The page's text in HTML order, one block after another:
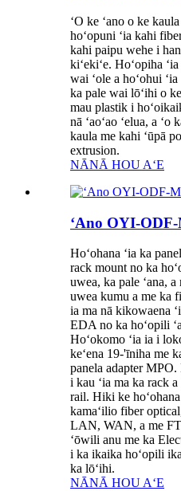
ʻO ke ʻano o ke
hoʻopuni ʻia kahi
kahi paipu wehe i
kiʻekiʻe. Hoʻopiha
wai ʻole a hoʻohui
ka pale wai lōʻihi o
mau plastik i
nā ʻaoʻao ʻelua, a ʻo
kaula me kahi ʻūpā
extrusion.
NĀNĀ HOU AʻE
ʻAno OYI-ODF-
Hoʻohana ʻia ka
rack mount no ka
uwea, ka pale ʻana, a
uwea kumu a me ka
ia ma nā kikowaena
EDA no ka hoʻopili
Hoʻokomo ʻia ia i
keʻena 19-'īniha me
panela adapter MPO.
i kau ʻia ma ka rack
rail. Hiki ke hoʻohana
kamaʻilio fiber
LAN, WAN, a me
ʻōwili anu me ka
i ka ikaika hoʻopili
ka lōʻihi.
NĀNĀ HOU AʻE